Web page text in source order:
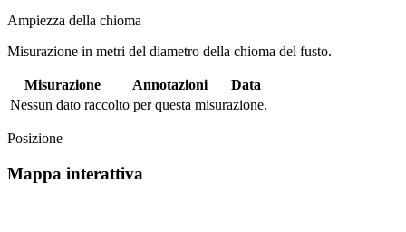
Ampiezza della chioma
Misurazione in metri del diametro della chioma del fusto.
Misurazione Annotazioni
Data
Nessun dato raccolto per questa misurazione.
Posizione
Mappa interattiva